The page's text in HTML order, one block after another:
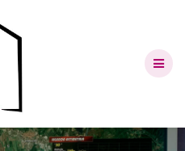
to
content